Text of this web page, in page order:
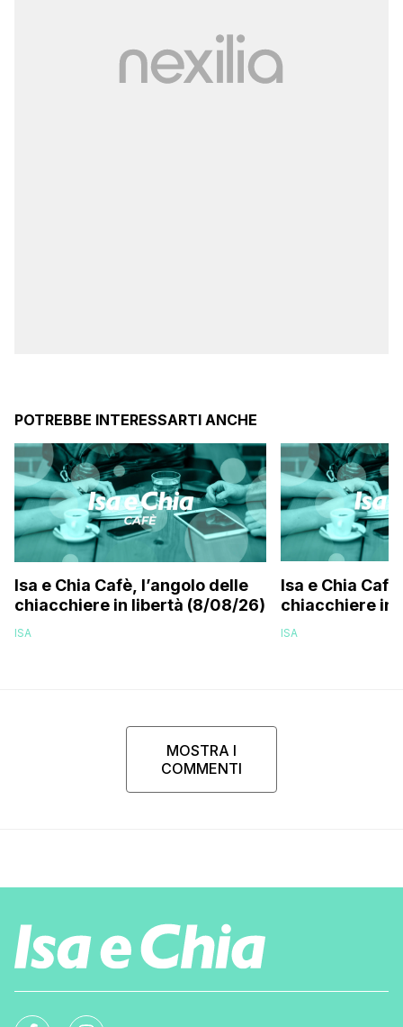
POTREBBE INTERESSARTI ANCHE
Isa e Chia Cafè, l’angolo delle
chiacchiere in libertà (8/08/26)
ISA
Isa e Chia
chiacchiere in
ISA
MOSTRA I
COMMENTI